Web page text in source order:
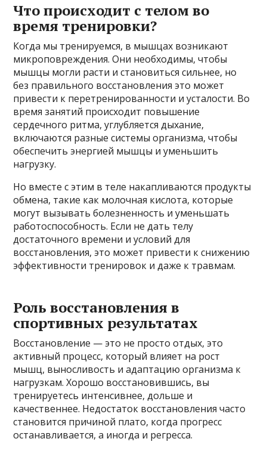
Что происходит с телом во
время тренировки?
Когда мы тренируемся, в мышцах возникают
микроповреждения. Они необходимы, чтобы
мышцы могли расти и становиться сильнее, но
без правильного восстановления это может
привести к перетренированности и усталости. Во
время занятий происходит повышение
сердечного ритма, углубляется дыхание,
включаются разные системы организма, чтобы
обеспечить энергией мышцы и уменьшить
нагрузку.
Но вместе с этим в теле накапливаются продукты
обмена, такие как молочная кислота, которые
могут вызывать болезненность и уменьшать
работоспособность. Если не дать телу
достаточного времени и условий для
восстановления, это может привести к снижению
эффективности тренировок и даже к травмам.
Роль восстановления в
спортивных результатах
Восстановление — это не просто отдых, это
активный процесс, который влияет на рост
мышц, выносливость и адаптацию организма к
нагрузкам. Хорошо восстановившись, вы
тренируетесь интенсивнее, дольше и
качественнее. Недостаток восстановления часто
становится причиной плато, когда прогресс
останавливается, а иногда и регресса.